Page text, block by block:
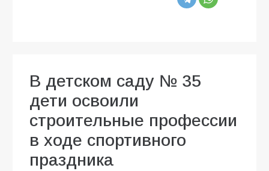
В детском саду № 35
дети освоили
строительные профессии
в ходе спортивного
праздника